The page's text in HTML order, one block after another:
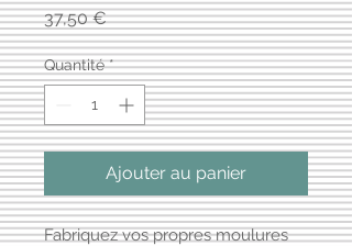
37,50 €Prix
Quantité *
Ajouter au panier
Fabriquez vos propres moulures